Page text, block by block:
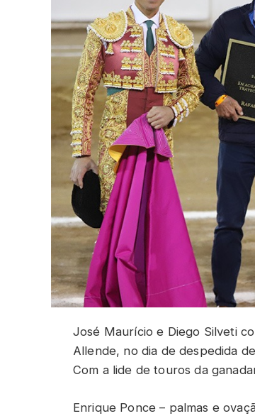
José Maurício e Diego Silveti
Allende, no dia de despedida
Com a lide de touros da
Enrique Ponce – palmas e